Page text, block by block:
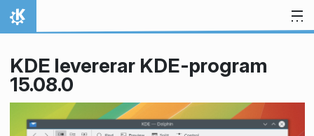
Gå till innehåll
Hem
KDE levererar KDE-program
15.08.0